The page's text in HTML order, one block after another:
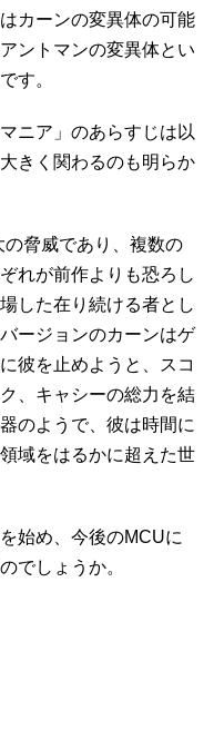
カーンの変異体の可能
ントマンの変異体とい
す。
ニア」のあらすじは以
きく関わるのも明らか
の脅威であり、複数の
れが前作よりも恐ろし
した在り続ける者とし
ージョンのカーンはゲ
彼を止めようと、スコ
、キャシーの総力を結
のようで、彼は時間に
域をはるかに超えた世
始め、今後のMCUに
でしょうか。